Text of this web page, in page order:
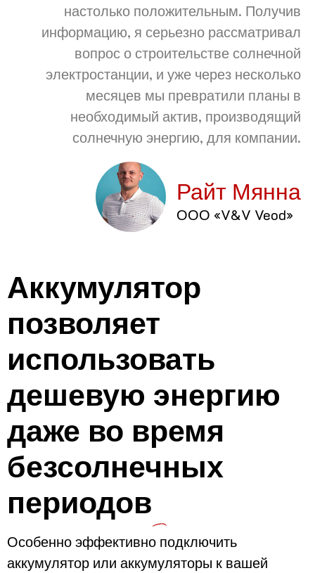
настолько положительным. Получив
информацию, я серьезно рассматривал
вопрос о строительстве солнечной
электростанции, и уже через несколько
месяцев мы превратили планы в
необходимый актив, производящий
солнечную энергию, для компании.
Райт Мянна
ООО «V&V Veod»
Аккумулятор
позволяет
использовать
дешевую энергию
даже во время
безсолнечных
периодов
Особенно эффективно подключить
аккумулятор или аккумуляторы к вашей